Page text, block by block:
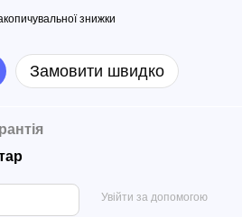
знижки
Замовити швидко
Увійти за допомогою